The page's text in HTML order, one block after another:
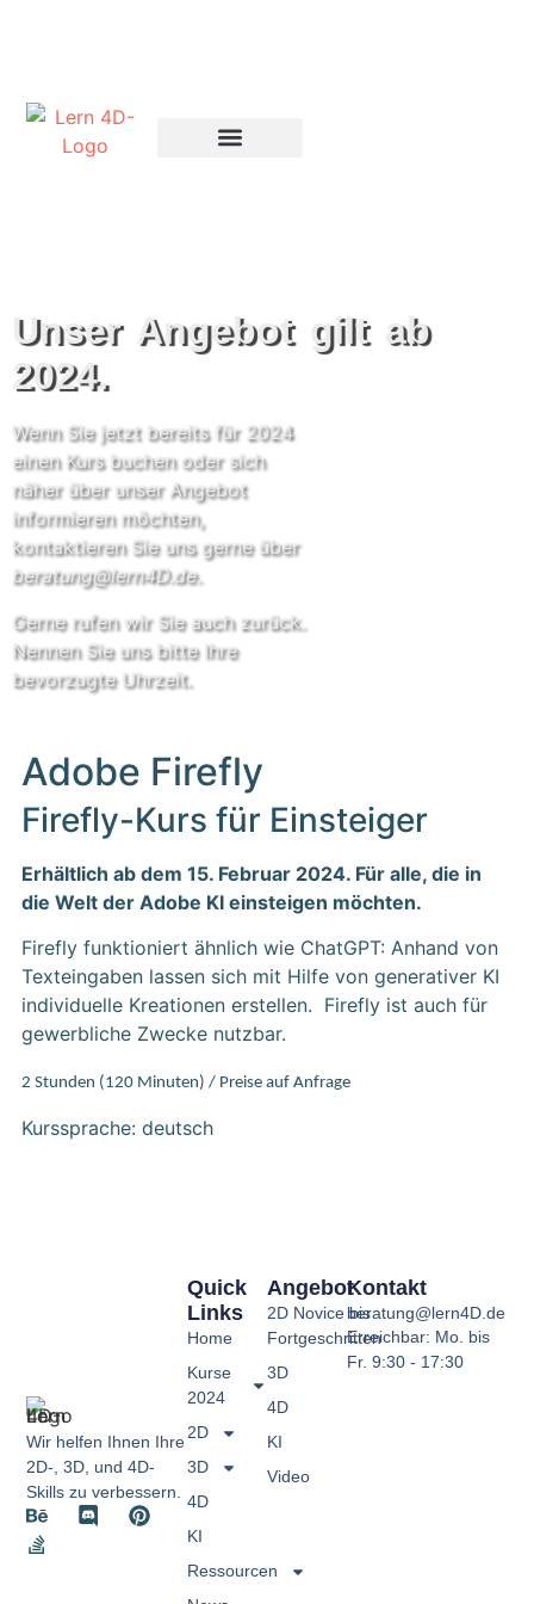
Unser Angebot gilt ab
2024.
Wenn Sie jetzt bereits für 2024
einen Kurs buchen oder sich
näher über unser Angebot
informieren möchten,
kontaktieren Sie uns gerne über
beratung@lern4D.de.
Gerne rufen wir Sie auch zurück.
Nennen Sie uns bitte Ihre
bevorzugte Uhrzeit.
Adobe Firefly
Firefly-Kurs für Einsteiger
Erhältlich ab dem 15. Februar 2024. Für alle, die in
die Welt der Adobe KI einsteigen möchten.
Firefly funktioniert ähnlich wie ChatGPT: Anhand von
Texteingaben lassen sich mit Hilfe von generativer KI
individuelle Kreationen erstellen. Firefly ist auch für
gewerbliche Zwecke nutzbar.
2 Stunden (120 Minuten) / Preise auf Anfrage
Kurssprache: deutsch
Wir helfen Ihnen Ihre
2D-, 3D, und 4D-
Skills zu verbessern.
Angebot
2D Novice bis
Fortgeschritten
3D
4D
KI
Video
Quick
Links
Home
Kurse
2024
2D
3D
4D
KI
Ressourcen
Kontakt
beratung@lern4D.de
Erreichbar: Mo. bis
Fr. 9:30 - 17:30